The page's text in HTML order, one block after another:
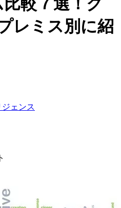
較７選！ク
レミス別に紹
ェンス